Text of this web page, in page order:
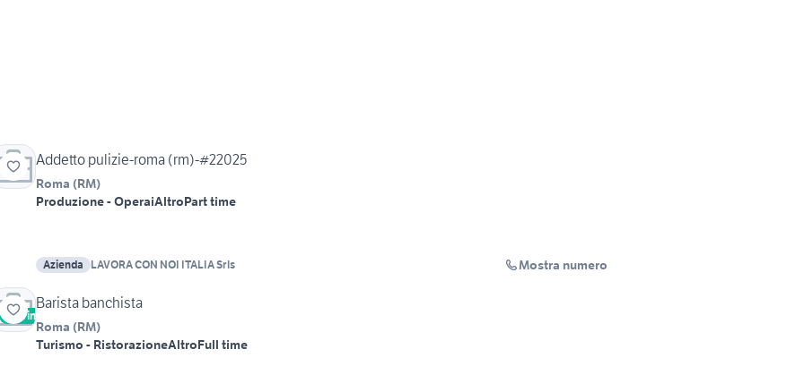
Addetto pulizie-roma (rm)-#22025
Roma (RM)
Produzione - OperaiAltroPart time
Azienda LAVORA CON NOI ITALIA Srls Mostra numero
Vetrina
Barista banchista
Roma (RM)
Turismo - RistorazioneAltroFull time